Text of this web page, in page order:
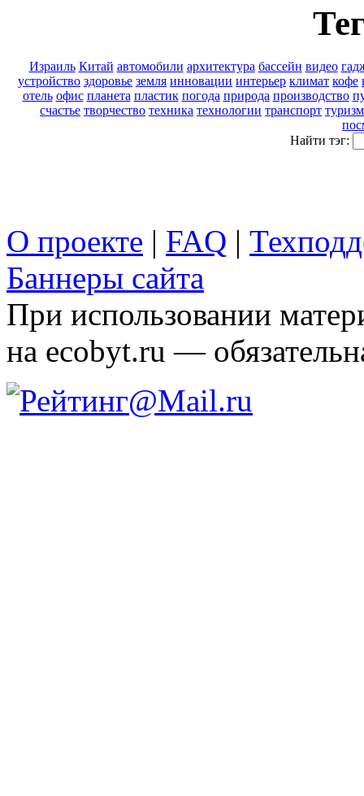
Израиль Китай автомобили архитектура бассейн видео
устройство здоровье земля инновации интерьер климат кофе
отель офис планета пластик погода природа производство
счастье творчество техника технологии транспорт туризм
Найти тэг:
О проекте | FAQ |
Баннеры сайта
При использовании
на ecobyt.ru —